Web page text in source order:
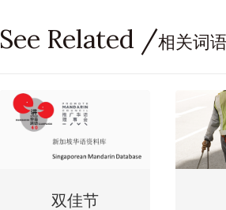
See Related /相关词
双佳节